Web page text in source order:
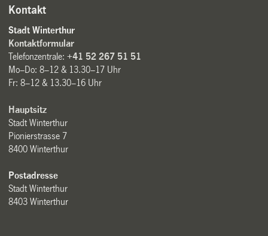
Kontakt
Stadt Winterthur
Kontaktformular
Telefonzentrale:+41 52 267 51 51
Mo–Do: 8–12 & 13.30–17 Uhr
Fr: 8–12 & 13.30–16 Uhr
Hauptsitz
Stadt Winterthur
Pionierstrasse 7
8400 Winterthur
Postadresse
Stadt Winterthur
8403 Winterthur